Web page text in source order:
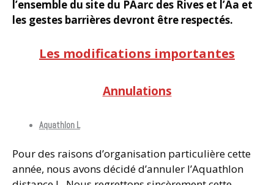
l’ensemble du site du PAarc des Rives et l’Aa et
les gestes barrières devront être respectés.
Les modifications importantes
Annulations
Aquathlon L
Pour des raisons d’organisation particulière cette
année, nous avons décidé d’annuler l’Aquathlon